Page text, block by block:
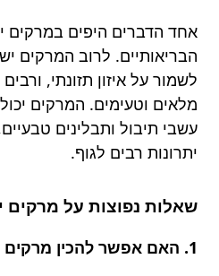
אחד הדברים היפים במרקים
הבריאותיים. לרוב המרקים
לשמור על איזון תזונתי,
מלאים וטעימים. המרקים
עשבי תיבול ותבלינים
יתרונות רבים לגוף.
שאלות נפוצות על מרקים
1. האם אפשר להכין מרקים יווניים צמחוניים?